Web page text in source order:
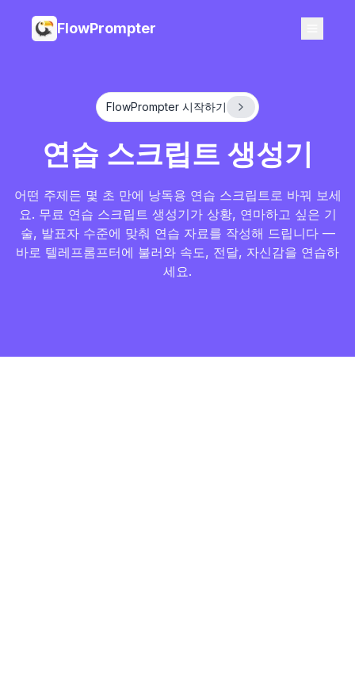
FlowPrompter
FlowPrompter 시작하기
연습 스크립트 생성기
어떤 주제든 몇 초 만에 낭독용 연습 스크립트로 바꿔 보세
요. 무료 연습 스크립트 생성기가 상황, 연마하고 싶은 기
술, 발표자 수준에 맞춰 연습 자료를 작성해 드립니다 —
바로 텔레프롬프터에 불러와 속도, 전달, 자신감을 연습하
세요.